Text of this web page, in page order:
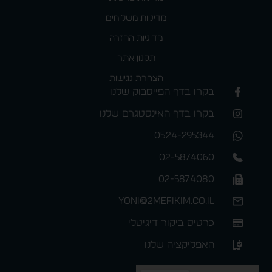
מדיניות משלוחים
מדיניות החזרה
תקנון אתר
הצהרת נגישות
בקרו בדף הפייסבוק שלנו
בקרו בדף האינסטגרם שלנו
0524-295344
02-5874060
02-5874080
yoni@2mefikim.co.il
כרטיס ביקור דיגיטלי
האפליקציה שלנו